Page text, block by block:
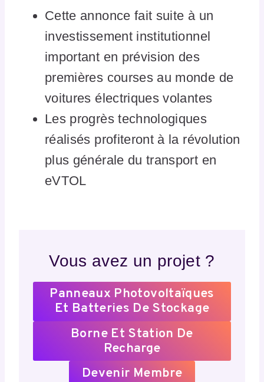
Cette annonce fait suite à un
investissement institutionnel
important en prévision des
premières courses au monde de
voitures électriques volantes
Les progrès technologiques
réalisés profiteront à la révolution
plus générale du transport en
eVTOL
Vous avez un projet ?
Panneaux Photovoltaïques
Et Batteries De Stockage
Borne Et Station De
Recharge
Devenir Membre